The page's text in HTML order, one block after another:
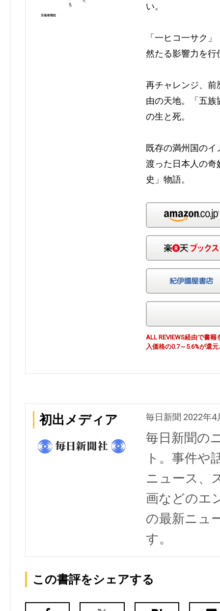
い。
「一ヒコ一サク
然たる影響力を行
再チャレンジ、前
由の天地。「五
の生と死。
既存の満州国の
渡った日本人の奇
史」物語。
ALL REVIEWS経由で書
入価格の0.7～5.6%が還
初出メディア 毎日新聞 2022年4
毎日新聞の
ト。事件や
ニュース、
画などのエ
の最新ニュ
す。
この書評をシェアする